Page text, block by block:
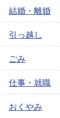
結婚・離婚
引っ越し
ごみ
仕事・就職
おくやみ